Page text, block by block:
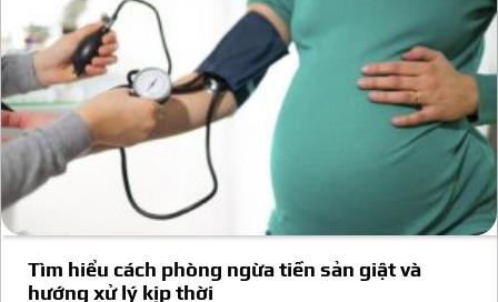
Tìm hiểu cách phòng ngừa tiền sản giật và
hướng xử lý kịp thời